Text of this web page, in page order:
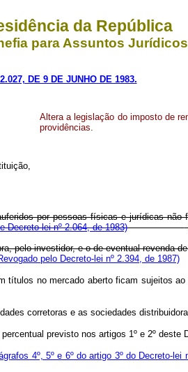
da República
para Assuntos Jurídicos
DE 9 DE JUNHO DE 1983.
Altera a legislação do imposto de
providências.
por pessoas físicas e jurídicas não
Decreto-lei nº 2.064, de 1983)
pelo investidor, e o de eventual revenda
pelo Decreto-lei nº 2.394, de 1987)
no mercado aberto ficam sujeitos
corretoras e as sociedades
previsto nos artigos 1º e 2º deste
4º, 5º e 6º do artigo 3º do Decreto-